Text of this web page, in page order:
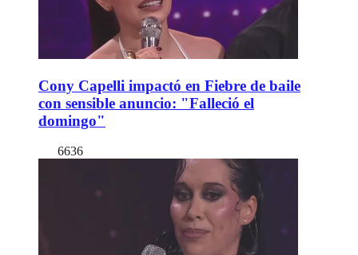
Cony Capelli impactó en Fiebre de baile
con sensible anuncio: "Falleció el
domingo"
6636